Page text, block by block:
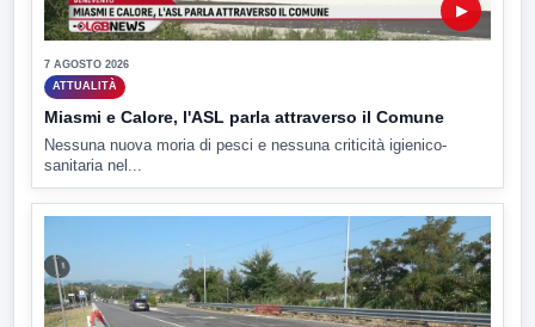
▶
7 AGOSTO 2026
ATTUALITÀ
Miasmi e Calore, l'ASL parla attraverso il Comune
Nessuna nuova moria di pesci e nessuna criticità igienico-
sanitaria nel...